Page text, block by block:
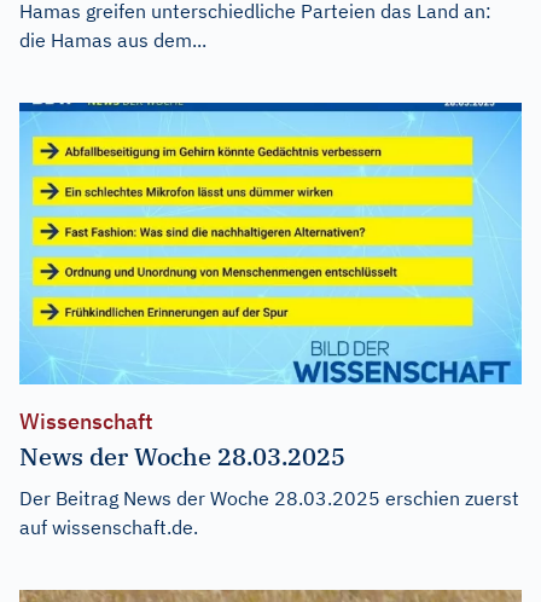
Hamas greifen unterschiedliche Parteien das Land an:
die Hamas aus dem...
Wissenschaft
News der Woche 28.03.2025
Der Beitrag News der Woche 28.03.2025 erschien zuerst
auf wissenschaft.de.